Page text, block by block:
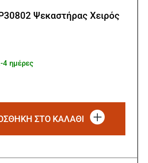
Ψεκαστήρας Χειρός
4 ημέρες
ΣΤΟ ΚΑΛΑΘΙ